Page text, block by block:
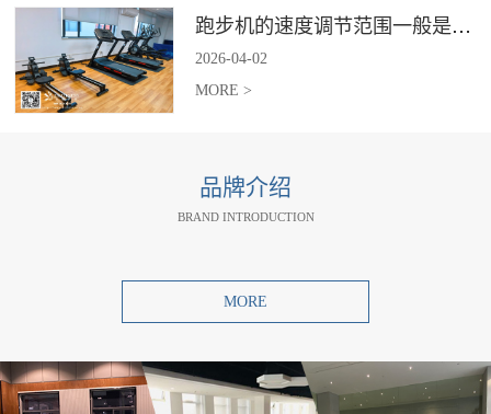
跑步机的速度调节范围一般是多少？
2026-04-02
MORE >
品牌介绍
BRAND INTRODUCTION
MORE